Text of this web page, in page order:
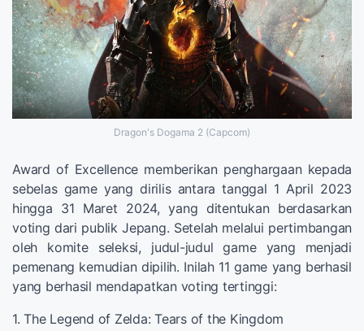
Dragon's Dogama 2 (Capcom)
Award of Excellence memberikan penghargaan kepada
sebelas game yang dirilis antara tanggal 1 April 2023
hingga 31 Maret 2024, yang ditentukan berdasarkan
voting dari publik Jepang. Setelah melalui pertimbangan
oleh komite seleksi, judul-judul game yang menjadi
pemenang kemudian dipilih. Inilah 11 game yang berhasil
yang berhasil mendapatkan voting tertinggi:
1. The Legend of Zelda: Tears of the Kingdom